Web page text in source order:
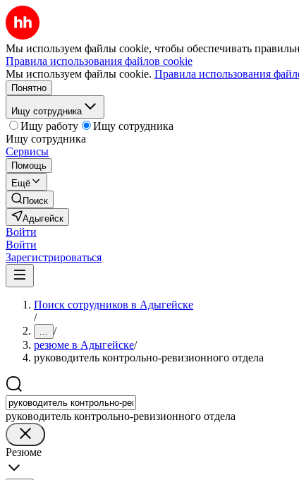
Мы используем файлы cookie, чтобы обеспечивать
Правила использования файлов cookie
Мы используем файлы cookie. Правила использования
Понятно
Ищу сотрудника
Ищу работу
Ищу сотрудника
Ищу сотрудника
Сервисы
Помощь
Ещё
Поиск
Адыгейск
Войти
Войти
Зарегистрироваться
Поиск сотрудников в Адыгейске
/
... /
резюме в Адыгейске/
руководитель контрольно-ревизионного отдела
руководитель контрольно-ревизионного отдела
Резюме